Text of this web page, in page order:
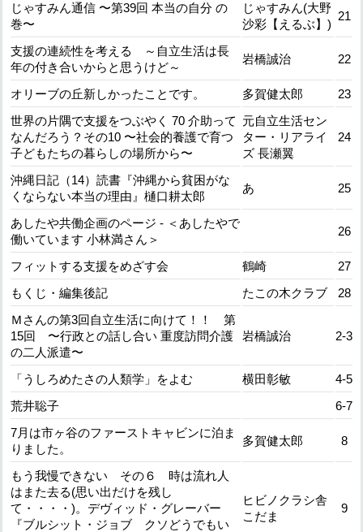
じゃすみん通信 〜第39回 本当の自分 の
巻〜
じゃすみん(大野
沙彩【えるぶ】)
21
支援の連続性を考える ～自立生活は長
年の付き合いからと思うけど～
岩橋誠治 22
オリーブの丘新しかったことです。 多賀健太郎
23
世界の片隅で支援をつぶやく 70 介助って
なんだろう？その10 〜社会的養護で育つ
子どもたちの暮らしの場所から〜
元自立生活セン
ター・リアライ
ズ 長瀬翼
24
沖縄日記（14）読書『沖縄から貧困がな
くならない本当の理由』樋口耕太郎
あ 25
あしたや共働企画のページ - ＜あしたやで
働いています 小林満さん＞
26
フィットする支援をめざす会 鶴崎
27
もくじ・編集後記
たこの木クラブ
28
Ｍさんの第3回自立生活に向けて！！ 第
15回 〜行政との話し合い 重度訪問介護
の二人派遣〜
岩橋誠治 2-3
「うしろめたさの人類学」をよむ 横田彰敏
4-5
荒井聡子
6-7
7月は市ヶ谷のファーストキャビンに泊ま
りました。
多賀健太郎 8
もう我慢できない その６ 時は流れ人
はまた去る(思い出だけを残し
て・・・・)。デヴィッド・グレーバー
『ブルシット・ジョブ クソどうでもい
ヒビノクラシ舎
こだま
9